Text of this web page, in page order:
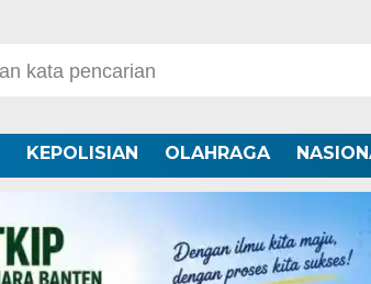
KEPOLISIAN OLAHRAGA